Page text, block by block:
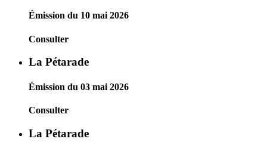
Émission du 10 mai 2026
Consulter
La Pétarade
Émission du 03 mai 2026
Consulter
La Pétarade